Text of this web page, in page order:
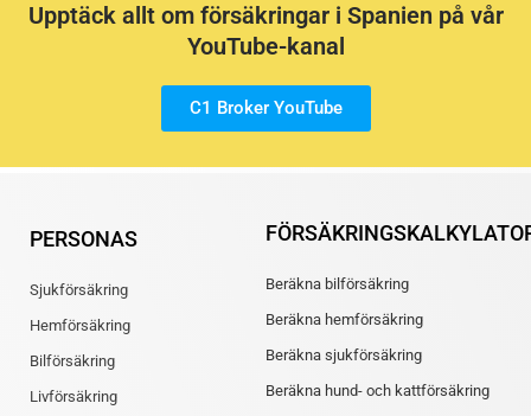
Upptäck allt om försäkringar i Spanien på vår
YouTube-kanal
C1 Broker YouTube
PERSONAS
Sjukförsäkring
Hemförsäkring
Bilförsäkring
Livförsäkring
Beräkna bilförsäkring
Beräkna hemförsäkring
Beräkna sjukförsäkring
Beräkna hund- och kattförsäkring